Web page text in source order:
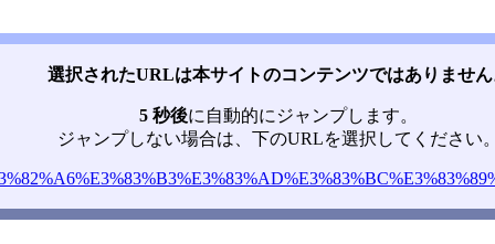
選択されたURLは本サイトのコンテンツではありませ
5 秒後に自動的にジャンプします。
ジャンプしない場合は、下のURLを選択してください